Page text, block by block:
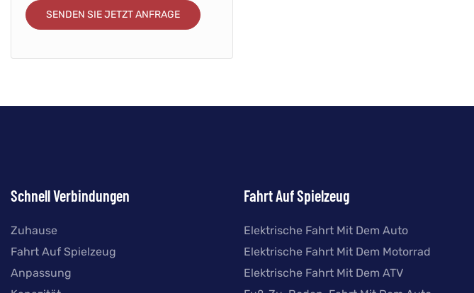
SENDEN SIE JETZT ANFRAGE
Schnell Verbindungen
Zuhause
Fahrt Auf Spielzeug
Anpassung
Fahrt Auf Spielzeug
Elektrische Fahrt Mit Dem Auto
Elektrische Fahrt Mit Dem Motorrad
Elektrische Fahrt Mit Dem ATV